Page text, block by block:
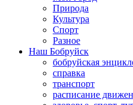
Природа
Культура
Спорт
Разное
Наш Бобруйск
бобруйская
справка
транспорт
расписание